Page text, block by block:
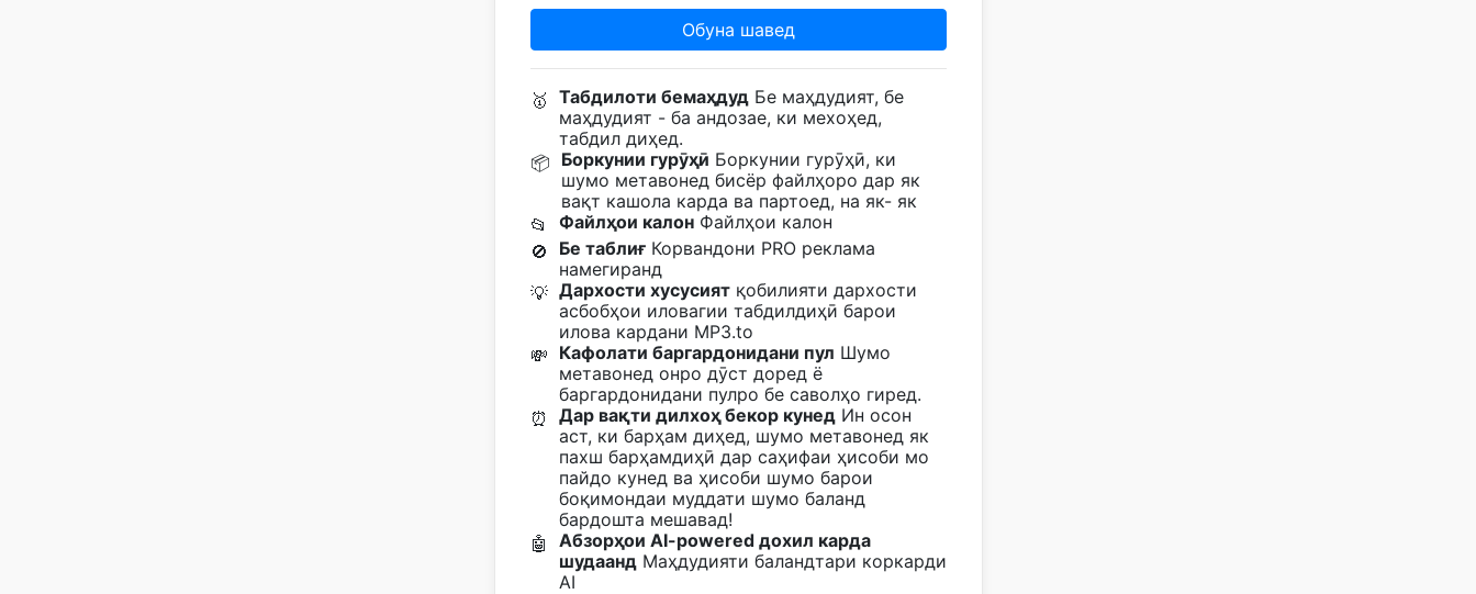
Обуна шавед
🥇 Табдилоти бемаҳдудБе маҳдудият, бе
маҳдудият - ба андозае, ки мехоҳед,
табдил диҳед.
📦 Боркунии гурӯҳӣ Боркунии гурӯҳӣ, ки
шумо метавонед бисёр файлҳоро дар як
вақт кашола карда ва партоед, на як- як
📂
Файлҳои калонФайлҳои калон
🚫
Бе таблиғКорвандони PRO реклама
намегиранд
💡 Дархости хусусиятқобилияти дархости
асбобҳои иловагии табдилдиҳӣ барои
илова кардани MP3.to
💸 Кафолати баргардонидани пул Шумо
метавонед онро дӯст доред ё
баргардонидани пулро бе саволҳо гиред.
⏰
Дар вақти дилхоҳ бекор кунедИн осон
аст, ки барҳам диҳед, шумо метавонед як
пахш барҳамдиҳӣ дар саҳифаи ҳисоби мо
пайдо кунед ва ҳисоби шумо барои
боқимондаи муддати шумо баланд
бардошта мешавад!
🤖
Абзорҳои AI-powered дохил карда
шудаандМаҳдудияти баландтари коркарди
AI